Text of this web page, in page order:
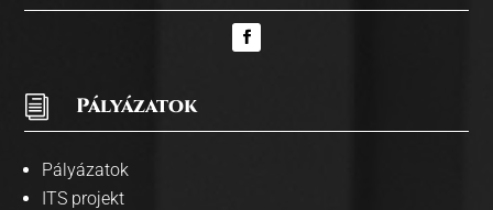
i Pályázatok
Pályázatok
ITS projekt